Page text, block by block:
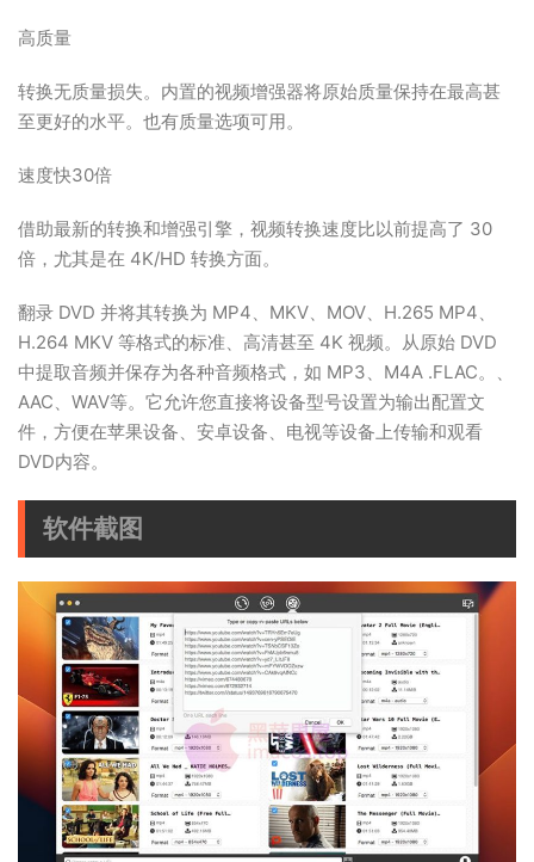
高质量
转换无质量损失。内置的视频增强器将原始质量保持在最高甚
至更好的水平。也有质量选项可用。
速度快30倍
借助最新的转换和增强引擎，视频转换速度比以前提高了 30
倍，尤其是在 4K/HD 转换方面。
翻录 DVD 并将其转换为 MP4、MKV、MOV、H.265 MP4、
H.264 MKV 等格式的标准、高清甚至 4K 视频。从原始 DVD
中提取音频并保存为各种音频格式，如 MP3、M4A .FLAC。、
AAC、WAV等。它允许您直接将设备型号设置为输出配置文
件，方便在苹果设备、安卓设备、电视等设备上传输和观看
DVD内容。
软件截图